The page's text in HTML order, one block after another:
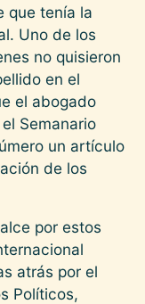
que tenía la
Uno de los
no quisieron
en el
el abogado
Semanario
un artículo
de los
por estos
atrás por el
Políticos,